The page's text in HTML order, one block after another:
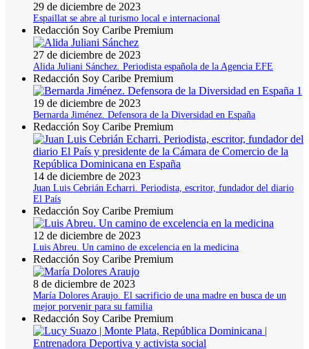
29 de diciembre de 2023
Espaillat se abre al turismo local e internacional
Redacción Soy Caribe Premium
27 de diciembre de 2023
Alida Juliani Sánchez. Periodista española de la Agencia EFE
Redacción Soy Caribe Premium
19 de diciembre de 2023
Bernarda Jiménez. Defensora de la Diversidad en España
Redacción Soy Caribe Premium
14 de diciembre de 2023
Juan Luis Cebrián Echarri. Periodista, escritor, fundador del diario
El País
Redacción Soy Caribe Premium
12 de diciembre de 2023
Luis Abreu. Un camino de excelencia en la medicina
Redacción Soy Caribe Premium
8 de diciembre de 2023
María Dolores Araujo. El sacrificio de una madre en busca de un
mejor porvenir para su familia
Redacción Soy Caribe Premium